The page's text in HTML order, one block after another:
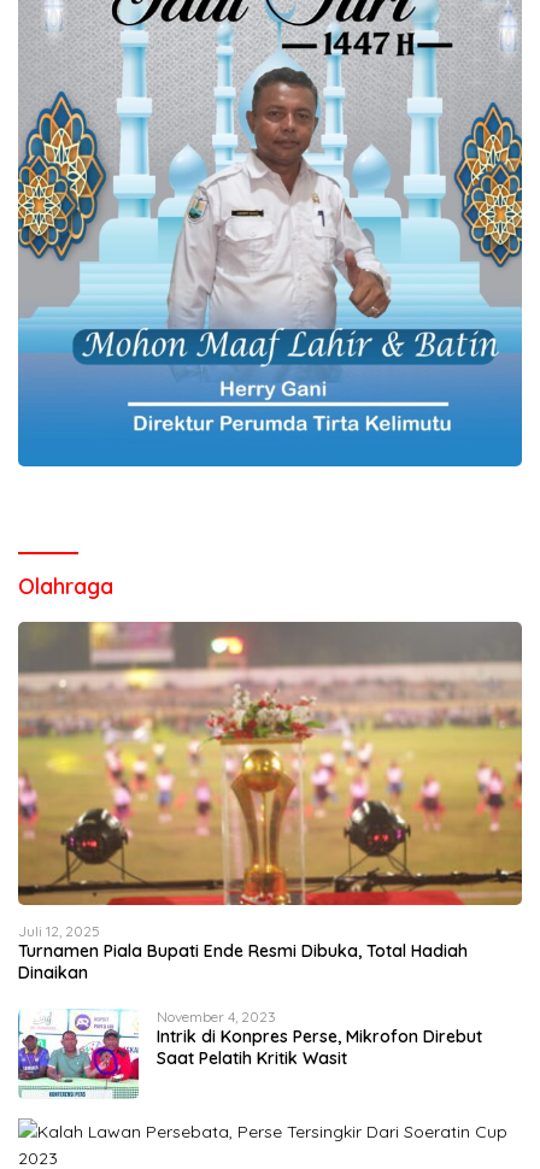
Olahraga
Juli 12, 2025
Turnamen Piala Bupati Ende Resmi Dibuka, Total Hadiah
Dinaikan
November 4, 2023
Intrik di Konpres Perse, Mikrofon Direbut
Saat Pelatih Kritik Wasit